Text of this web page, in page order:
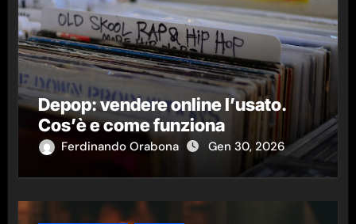
Depop: vendere online l’usato.
Cos’è e come funziona
Ferdinando Orabona Gen 30, 2026